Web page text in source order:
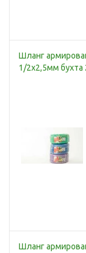
Шланг
1/2х2,5мм бухта
Шланг